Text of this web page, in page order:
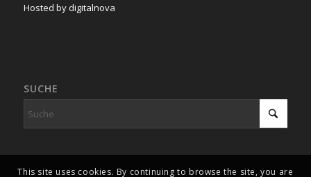
Hosted by digitalnova
SUCHE
This site uses cookies. By continuing to browse the site, you are